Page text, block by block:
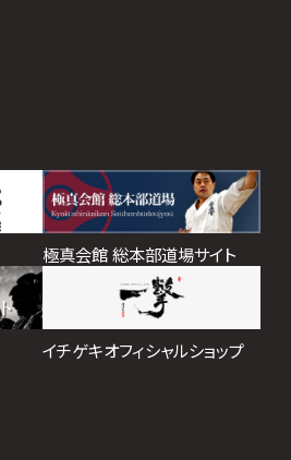
極真会館 総本部道場サイト
イチゲキオフィシャルショップ